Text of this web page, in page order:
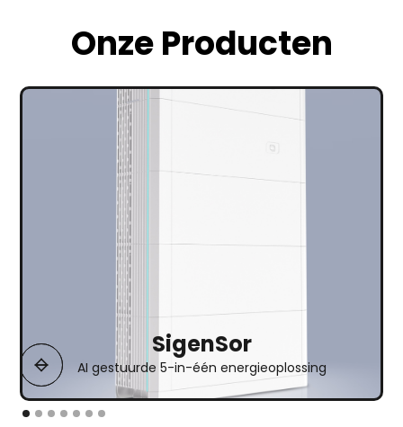
Onze Producten
SigenSor
AI gestuurde 5-in-één energieoplossing